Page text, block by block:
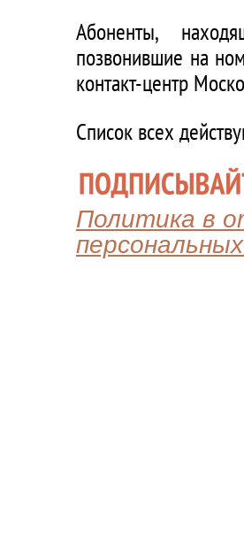
Абоненты,
позвонившие на
контакт-центр
Список всех
Политика в